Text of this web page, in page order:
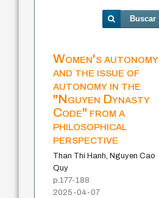
Buscar
Women's autonomy
and the issue of
autonomy in the
"Nguyen Dynasty
Code" from a
philosophical
perspective
Than Thi Hanh, Nguyen Cao
Quy
p.177-188
2025-04-07